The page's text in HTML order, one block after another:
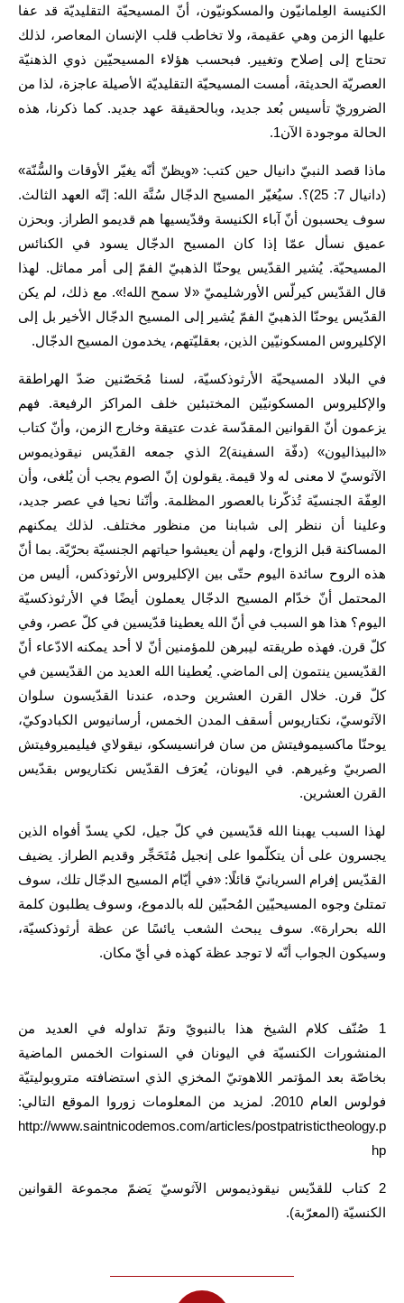
الكنيسة العِلمانيّون والمسكونيّون، أنّ المسيحيّة التقليديّة قد عفا
عليها الزمن وهي عقيمة، ولا تخاطب قلب الإنسان المعاصر، لذلك
تحتاج إلى إصلاح وتغيير. فبحسب هؤلاء المسيحيّين ذوي الذهنيّة
العصريّة الحديثة، أمست المسيحيّة التقليديّة الأصيلة عاجزة، لذا من
الضروريّ تأسيس بُعد جديد، وبالحقيقة عهد جديد. كما ذكرنا، هذه
الحالة موجودة الآن1
.
ماذا قصد النبيّ دانيال حين كتب: «ويظنّ أنّه يغيّر الأوقات والسُّنّة»
(دانيال 7: 25)؟. سيُغيّر المسيح الدجّال سُنَّة الله: إنّه العهد الثالث.
سوف يحسبون أنّ آباء الكنيسة وقدّيسيها هم قديمو الطراز. وبحزن
عميق نسأل عمّا إذا كان المسيح الدجّال يسود في الكنائس
المسيحيّة. يُشير القدّيس يوحنّا الذهبيّ الفمّ إلى أمر مماثل. لهذا
قال القدّيس كيرلّس الأورشليميّ «لا سمح الله!». مع ذلك، لم يكن
القدّيس يوحنّا الذهبيّ الفمّ يُشير إلى المسيح الدجّال الأخير بل إلى
الإكليروس المسكونيّين الذين، بعقليّتهم، يخدمون المسيح الدجّال.
في البلاد المسيحيّة الأرثوذكسيّة، لسنا مُحَصّنين ضدّ الهراطقة
والإكليروس المسكونيّين المختبئين خلف المراكز الرفيعة. فهم
يزعمون أنّ القوانين المقدّسة غدت عتيقة وخارج الزمن، وأنّ كتاب
«البيذاليون» (دفّة السفينة)2 الذي جمعه القدّيس نيقوذيموس
الآثوسيّ لا معنى له ولا قيمة. يقولون إنّ الصوم يجب أن يُلغى، وأن
العِفّة الجنسيّة تُذكّرنا بالعصور المظلمة. وأنّنا نحيا في عصر جديد،
وعلينا أن ننظر إلى شبابنا من منظور مختلف. لذلك يمكنهم
المساكنة قبل الزواج، ولهم أن يعيشوا حياتهم الجنسيّة بحرّيّة. بما أنّ
هذه الروح سائدة اليوم حتّى بين الإكليروس الأرثوذكس، أليس من
المحتمل أنّ خدّام المسيح الدجّال يعملون أيضًا في الأرثوذكسيّة
اليوم؟ هذا هو السبب في أنّ الله يعطينا قدّيسين في كلّ عصر، وفي
كلّ قرن. فهذه طريقته ليبرهن للمؤمنين أنّ لا أحد يمكنه الادّعاء أنّ
القدّيسين ينتمون إلى الماضي. يُعطينا الله العديد من القدّيسين في
كلّ قرن. خلال القرن العشرين وحده، عندنا القدّيسون سلوان
الآثوسيّ، نكتاريوس أسقف المدن الخمس، أرسانيوس الكبادوكيّ،
يوحنّا ماكسيموفيتش من سان فرانسيسكو، نيقولاي فيليميروفيتش
الصربيّ وغيرهم. في اليونان، يُعرَف القدّيس نكتاريوس بقدّيس
القرن العشرين.
لهذا السبب يهبنا الله قدّيسين في كلّ جيل، لكي يسدّ أفواه الذين
يجسرون على أن يتكلّموا على إنجيل مُتَحَجِّر وقديم الطراز. يضيف
القدّيس إفرام السريانيّ قائلًا: «في أيّام المسيح الدجّال تلك، سوف
تمتلئ وجوه المسيحيّين المُحبّين لله بالدموع، وسوف يطلبون كلمة
الله بحرارة». سوف يبحث الشعب يائسًا عن عظة أرثوذكسيّة،
وسيكون الجواب أنّه لا توجد عظة كهذه في أيّ مكان.
1 صُنّف كلام الشيخ هذا بالنبويّ وتمّ تداوله في العديد من
المنشورات الكنسيّة في اليونان في السنوات الخمس الماضية
بخاصّة بعد المؤتمر اللاهوتيّ المخزي الذي استضافته متروبوليتيّة
فولوس العام 2010. لمزيد من المعلومات زوروا الموقع التالي:
http://www.saintnicodemos.com/articles/postpatristictheology.p
hp
2 كتاب للقدّيس نيقوذيموس الآثوسيّ يَضمّ مجموعة القوانين
الكنسيّة (المعرّبة).